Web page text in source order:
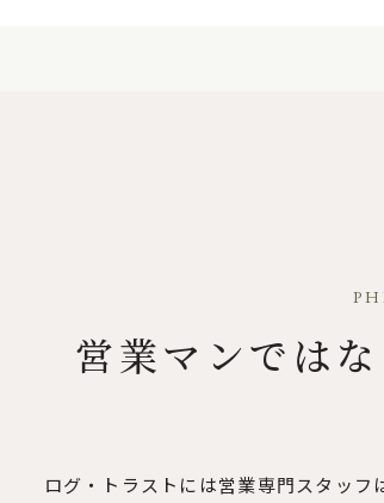
営業マンでは
ログ・トラストには営業専門スタッ